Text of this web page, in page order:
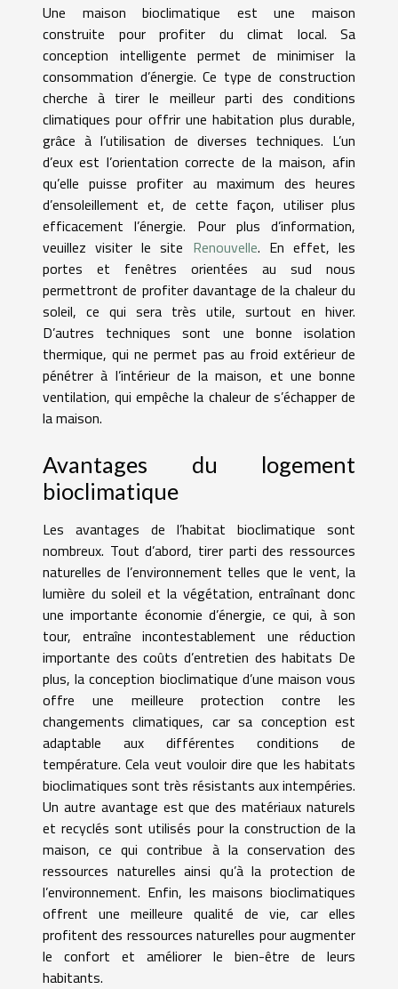
Une maison bioclimatique est une maison
construite pour profiter du climat local. Sa
conception intelligente permet de minimiser la
consommation d’énergie. Ce type de construction
cherche à tirer le meilleur parti des conditions
climatiques pour offrir une habitation plus durable,
grâce à l’utilisation de diverses techniques. L’un
d’eux est l’orientation correcte de la maison, afin
qu’elle puisse profiter au maximum des heures
d’ensoleillement et, de cette façon, utiliser plus
efficacement l’énergie. Pour plus d’information,
veuillez visiter le site Renouvelle. En effet, les
portes et fenêtres orientées au sud nous
permettront de profiter davantage de la chaleur du
soleil, ce qui sera très utile, surtout en hiver.
D’autres techniques sont une bonne isolation
thermique, qui ne permet pas au froid extérieur de
pénétrer à l’intérieur de la maison, et une bonne
ventilation, qui empêche la chaleur de s’échapper de
la maison.
Avantages du logement
bioclimatique
Les avantages de l’habitat bioclimatique sont
nombreux. Tout d’abord, tirer parti des ressources
naturelles de l’environnement telles que le vent, la
lumière du soleil et la végétation, entraînant donc
une importante économie d’énergie, ce qui, à son
tour, entraîne incontestablement une réduction
importante des coûts d’entretien des habitats De
plus, la conception bioclimatique d’une maison vous
offre une meilleure protection contre les
changements climatiques, car sa conception est
adaptable aux différentes conditions de
température. Cela veut vouloir dire que les habitats
bioclimatiques sont très résistants aux intempéries.
Un autre avantage est que des matériaux naturels
et recyclés sont utilisés pour la construction de la
maison, ce qui contribue à la conservation des
ressources naturelles ainsi qu’à la protection de
l’environnement. Enfin, les maisons bioclimatiques
offrent une meilleure qualité de vie, car elles
profitent des ressources naturelles pour augmenter
le confort et améliorer le bien-être de leurs
habitants.